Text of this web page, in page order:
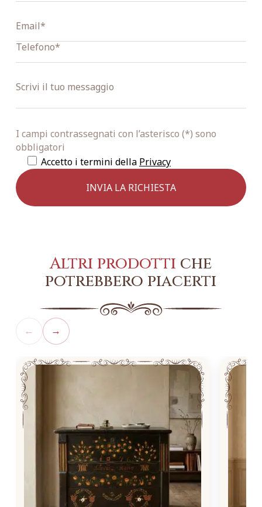
I campi contrassegnati con l’asterisco (*) sono
obbligatori
Accetto i termini della Privacy
Altri prodotti che
potrebbero piacerti
← →